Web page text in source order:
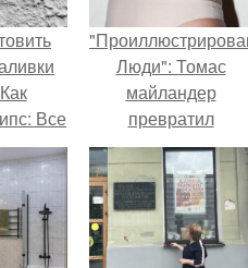
Все
Люди": Томас
майландер
превратил
солнечные ожоги в
арт - объект.